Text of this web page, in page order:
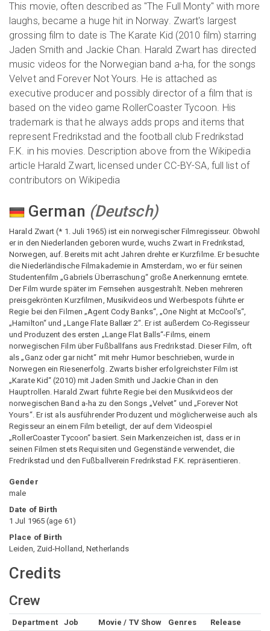
This movie, often described as "The Full Monty" with more
laughs, became a huge hit in Norway. Zwart's largest
grossing film to date is The Karate Kid (2010 film) starring
Jaden Smith and Jackie Chan. Harald Zwart has directed
music videos for the Norwegian band a-ha, for the songs
Velvet and Forever Not Yours. He is attached as
executive producer and possibly director of a film that is
based on the video game RollerCoaster Tycoon. His
trademark is that he always adds props and items that
represent Fredrikstad and the football club Fredrikstad
F.K. in his movies. Description above from the Wikipedia
article Harald Zwart, licensed under CC-BY-SA, full list of
contributors on Wikipedia
German (Deutsch)
Harald Zwart (* 1. Juli 1965) ist ein norwegischer Filmregisseur. Obwohl
er in den Niederlanden geboren wurde, wuchs Zwart in Fredrikstad,
Norwegen, auf. Bereits mit acht Jahren drehte er Kurzfilme. Er besuchte
die Niederländische Filmakademie in Amsterdam, wo er für seinen
Studentenfilm „Gabriels Überraschung“ große Anerkennung erntete.
Der Film wurde später im Fernsehen ausgestrahlt. Neben mehreren
preisgekrönten Kurzfilmen, Musikvideos und Werbespots führte er
Regie bei den Filmen „Agent Cody Banks“, „One Night at McCool's“,
„Hamilton“ und „Lange Flate Ballær 2“. Er ist außerdem Co-Regisseur
und Produzent des ersten „Lange Flat Balls“-Films, einem
norwegischen Film über Fußballfans aus Fredrikstad. Dieser Film, oft
als „Ganz oder gar nicht“ mit mehr Humor beschrieben, wurde in
Norwegen ein Riesenerfolg. Zwarts bisher erfolgreichster Film ist
„Karate Kid“ (2010) mit Jaden Smith und Jackie Chan in den
Hauptrollen. Harald Zwart führte Regie bei den Musikvideos der
norwegischen Band a-ha zu den Songs „Velvet“ und „Forever Not
Yours“. Er ist als ausführender Produzent und möglicherweise auch als
Regisseur an einem Film beteiligt, der auf dem Videospiel
„RollerCoaster Tycoon“ basiert. Sein Markenzeichen ist, dass er in
seinen Filmen stets Requisiten und Gegenstände verwendet, die
Fredrikstad und den Fußballverein Fredrikstad F.K. repräsentieren.
Gender
male
Date of Birth
1 Jul 1965 (age 61)
Place of Birth
Leiden, Zuid-Holland, Netherlands
Credits
Crew
Department Job Movie / TV Show Genres Release